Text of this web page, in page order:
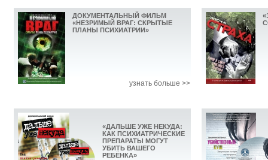
ДОКУМЕНТАЛЬНЫЙ ФИЛЬМ
«НЕЗРИМЫЙ ВРАГ: СКРЫТЫЕ
ПЛАНЫ ПСИХИАТРИИ»
узнать больше >>
«ДАЛЬШЕ УЖЕ НЕКУДА:
КАК ПСИХИАТРИЧЕСКИЕ
ПРЕПАРАТЫ МОГУТ
УБИТЬ ВАШЕГО
РЕБЁНКА»